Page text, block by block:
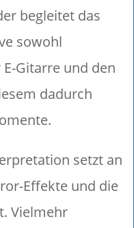
begleitet das
sowohl
Gitarre und den
dadurch
setzt an
Effekte und die
Vielmehr